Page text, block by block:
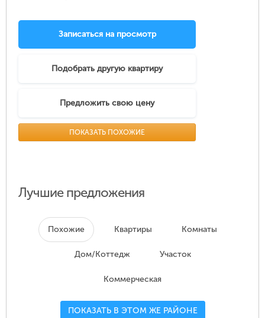
Записаться на просмотр
Подобрать другую квартиру
Предложить свою цену
ПОКАЗАТЬ ПОХОЖИЕ
Лучшие предложения
Похожие Квартиры Комнаты
Дом/Коттедж Участок
Коммерческая
ПОКАЗАТЬ В ЭТОМ ЖЕ РАЙОНЕ